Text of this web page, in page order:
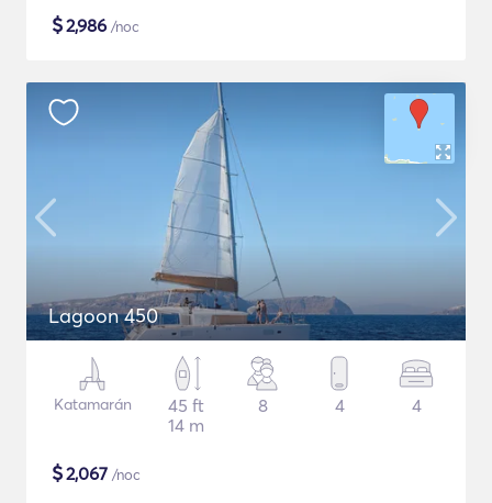
$2,986 /noc
Lagoon 450
Katamarán
45 ft
14 m
8 4 4
$2,067 /noc